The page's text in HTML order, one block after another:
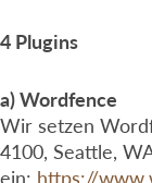
4 Plugins
a) Wordfence
Wir setzen
4100, Seattle,
ein: https://